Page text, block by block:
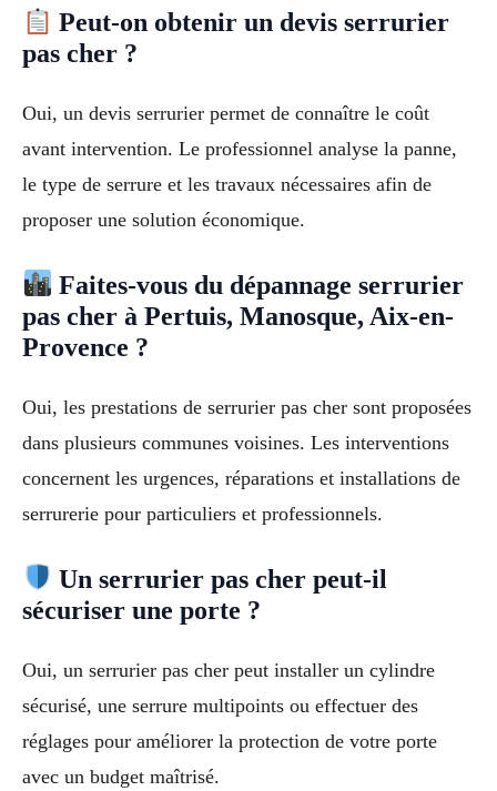
Peut-on obtenir un devis serrurier
pas cher ?
Oui, un devis serrurier permet de connaître le coût
avant intervention. Le professionnel analyse la panne,
le type de serrure et les travaux nécessaires afin de
proposer une solution économique.
Faites-vous du dépannage serrurier
pas cher à Pertuis, Manosque, Aix-en-
Provence ?
Oui, les prestations de serrurier pas cher sont proposées
dans plusieurs communes voisines. Les interventions
concernent les urgences, réparations et installations de
serrurerie pour particuliers et professionnels.
Un serrurier pas cher peut-il
sécuriser une porte ?
Oui, un serrurier pas cher peut installer un cylindre
sécurisé, une serrure multipoints ou effectuer des
réglages pour améliorer la protection de votre porte
avec un budget maîtrisé.